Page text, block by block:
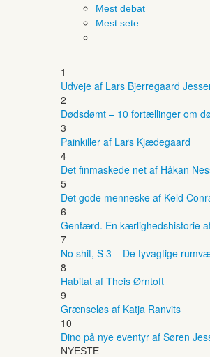
Mest debat
Mest sete
1
Udveje af Lars Bjerregaard
2
Dødsdømt – 10 fortællinger om
3
Painkiller af Lars Kjædegaard
4
Det finmaskede net af Håkan
5
Det gode menneske af Keld
6
Genfærd. En kærlighedshistorie
7
No shit, S 3 – De tyvagtige
8
Habitat af Theis Ørntoft
9
Grænseløs af Katja Ranvits
10
Dino på nye eventyr af Søren
NYESTE